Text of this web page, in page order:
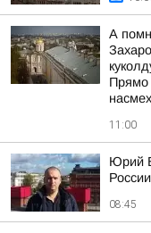
А
Прямо
11:00
Юрий
России
08:45